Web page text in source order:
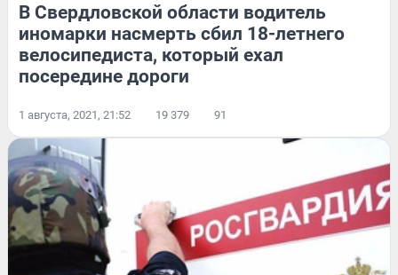
В Свердловской области водитель
иномарки насмерть сбил 18-летнего
велосипедиста, который ехал
посередине дороги
1 августа, 2021, 21:52 19 379 91